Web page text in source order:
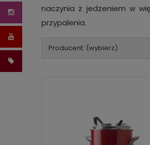
naczynia z jedzeniem w
przypalenia.
Producent: (wybierz)